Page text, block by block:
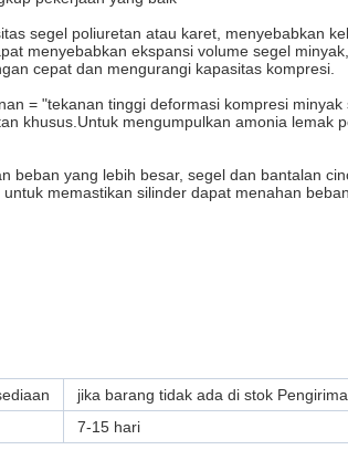
segel poliuretan atau karet, menyebabkan
menyebabkan ekspansi volume segel
cepat dan mengurangi kapasitas kompresi.
= "tekanan tinggi deformasi kompresi
khusus.Untuk mengumpulkan amonia lemak
beban yang lebih besar, segel dan bantalan
memastikan silinder dapat menahan
jika barang tidak ada di stok
7-15 hari